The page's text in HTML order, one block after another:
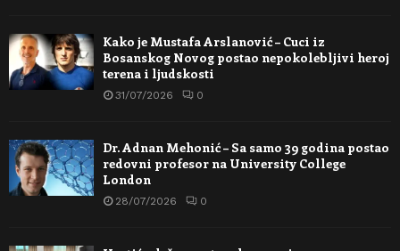
Kako je Mustafa Arslanović – Cuci iz
Bosanskog Novog postao nepokolebljivi heroj
terena i ljudskosti
31/07/2026 0
Dr. Adnan Mehonić – Sa samo 39 godina postao
redovni profesor na University College
London
28/07/2026 0